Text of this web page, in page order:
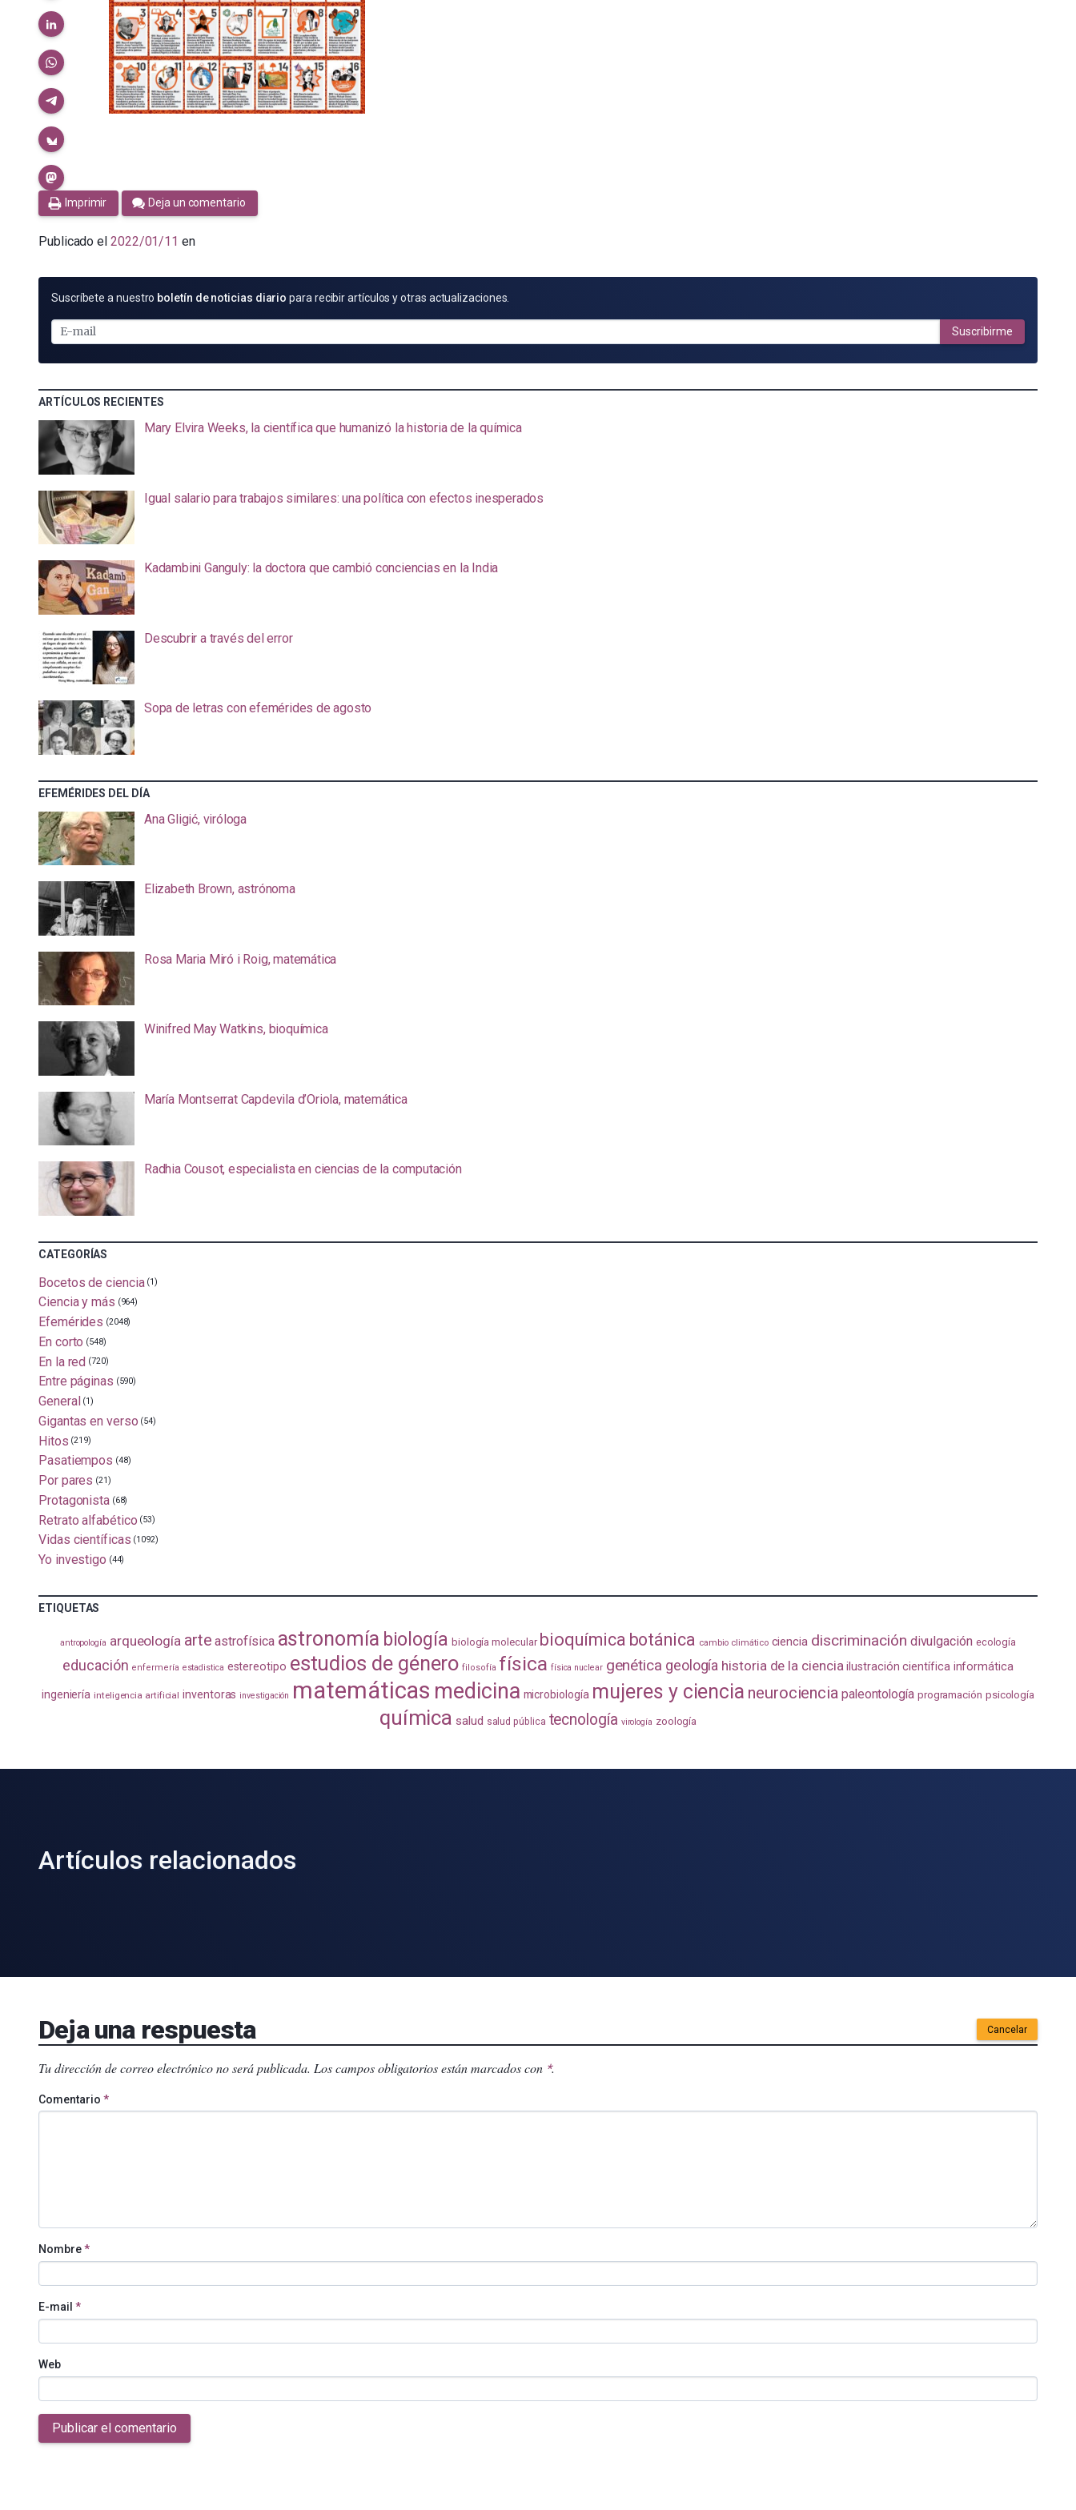
Imprimir Deja un comentario
Publicado el 2022/01/11 en
SUSCRÍBETE
E-
MAIL
Suscríbete a nuestro boletín de noticias diario para recibir artículos y otras actualizaciones.
Suscribirme
ARTÍCULOS RECIENTES
Mary Elvira Weeks, la científica que humanizó la historia de la química
Igual salario para trabajos similares: una política con efectos inesperados
Kadambini Ganguly: la doctora que cambió conciencias en la India
Descubrir a través del error
Sopa de letras con efemérides de agosto
EFEMÉRIDES DEL DÍA
Ana Gligić, viróloga
Elizabeth Brown, astrónoma
Rosa Maria Miró i Roig, matemática
Winifred May Watkins, bioquímica
María Montserrat Capdevila d’Oriola, matemática
Radhia Cousot, especialista en ciencias de la computación
CATEGORÍAS
Bocetos de ciencia (1)
Ciencia y más (964)
Efemérides (2048)
En corto (548)
En la red (720)
Entre páginas (590)
General (1)
Gigantas en verso (54)
Hitos (219)
Pasatiempos (48)
Por pares (21)
Protagonista (68)
Retrato alfabético (53)
Vidas científicas (1092)
Yo investigo (44)
ETIQUETAS
antropología arqueología arte astrofísica astronomía biología biología molecular bioquímica botánica cambio climático ciencia discriminación divulgación ecología
educación enfermería estadistica estereotipo estudios de género filosofía física física nuclear genética geología historia de la ciencia ilustración científica informática
ingeniería inteligencia artificial inventoras investigación matemáticas medicina microbiología mujeres y ciencia neurociencia paleontología programación psicología
química salud salud pública tecnología virología zoología
Artículos relacionados
Deja una respuesta Cancelar
Tu dirección de correo electrónico no será publicada. Los campos obligatorios están marcados con *.
Comentario *
Nombre*
E-mail *
Web
Publicar el comentario